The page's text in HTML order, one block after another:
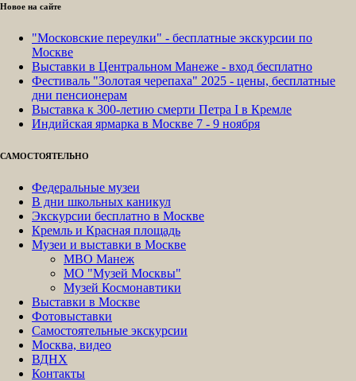
Новое на сайте
"Московские переулки" - бесплатные экскурсии по
Москве
Выставки в Центральном Манеже - вход бесплатно
Фестиваль "Золотая черепаха" 2025 - цены, бесплатные
дни пенсионерам
Выставка к 300-летию смерти Петра I в Кремле
Индийская ярмарка в Москве 7 - 9 ноября
САМОСТОЯТЕЛЬНО
Федеральные музеи
В дни школьных каникул
Экскурсии бесплатно в Москве
Кремль и Красная площадь
Музеи и выставки в Москве
МВО Манеж
МО "Музей Москвы"
Музей Космонавтики
Выставки в Москве
Фотовыставки
Самостоятельные экскурсии
Москва, видео
ВДНХ
Контакты